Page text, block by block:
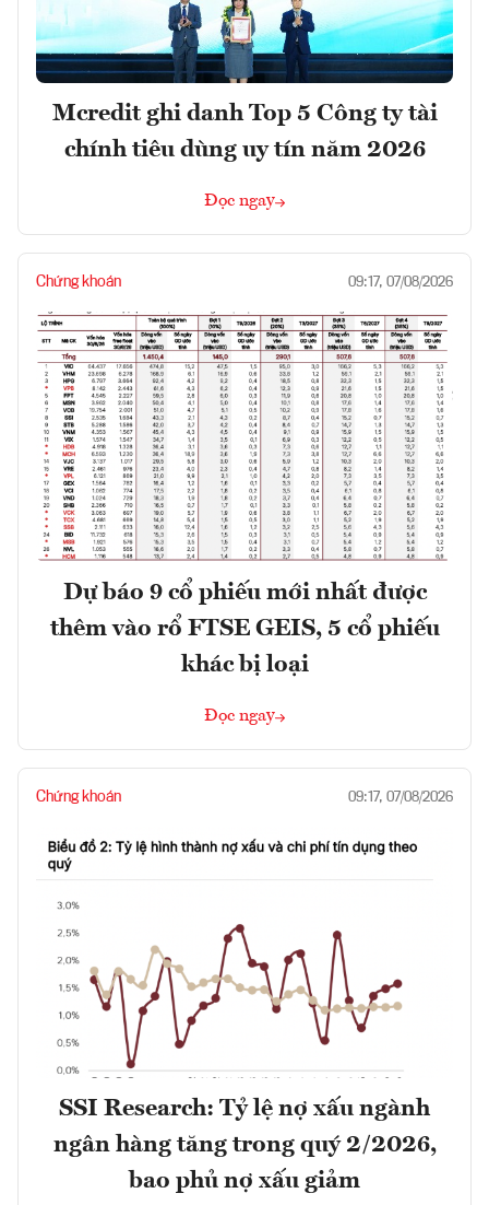
Mcredit ghi danh Top 5 Công ty tài
chính tiêu dùng uy tín năm 2026
Đọc ngay
Chứng khoán 09:17, 07/08/2026
Dự báo 9 cổ phiếu mới nhất được
thêm vào rổ FTSE GEIS, 5 cổ phiếu
khác bị loại
Đọc ngay
Chứng khoán 09:17, 07/08/2026
SSI Research: Tỷ lệ nợ xấu ngành
ngân hàng tăng trong quý 2/2026,
bao phủ nợ xấu giảm